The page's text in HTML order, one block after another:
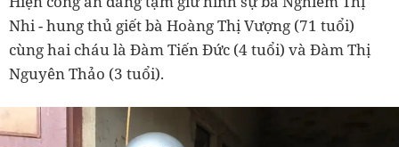
Nhi - hung thủ giết bà Hoàng Thị Vượng (71 tuổi)
cùng hai cháu là Đàm Tiến Đức (4 tuổi) và Đàm Thị
Nguyên Thảo (3 tuổi).